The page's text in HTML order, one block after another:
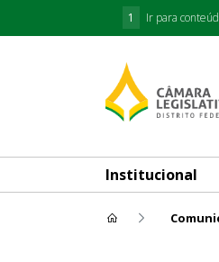
1 Ir para
Institucional